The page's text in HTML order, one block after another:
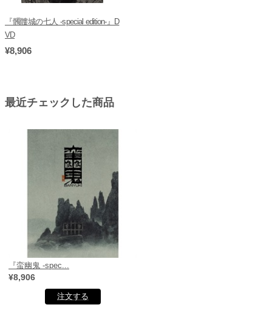
『髑髏城の七人 -special edition-』D
VD
¥8,906
最近チェックした商品
『蛮幽鬼 -spec...
¥8,906